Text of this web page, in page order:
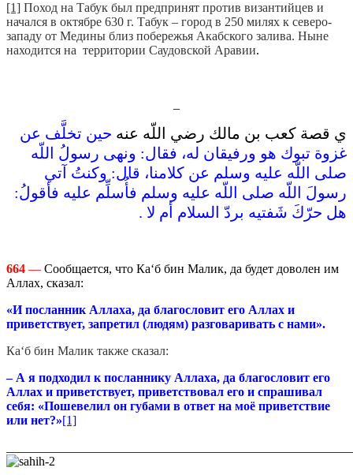
[1] Поход на Табук был предпринят против византийцев и
начался в октябре 630 г. Табук – город в 250 милях к северо-
западу от Медины близ побережья Акабского залива. Ныне
находится на территории Саудовской Аравии.
ي قصة كعب بن مالك رضي اللّه عنه حين تخلَّف عن
غزوة تبوك هو ورفيقان له، فقال‏:‏ ونهى رسولُ اللّه
صلى اللّه عليه وسلم عن كلامنا، قال‏:‏ وكنتُ آتي
رسولَ اللّه صلى اللّه عليه وسلم فأُسلِّم عليه فأقولُ‏:‏
هل حرّكَ شَفتيه بردّ السلام أم لا .
664 — Сообщается, что Ка‘б бин Малик, да будет доволен им
Аллах, сказал:
«И посланник Аллаха, да благословит его Аллах и
приветствует, запретил (людям) разговаривать с нами».
Ка‘б бин Малик также сказал:
– А я подходил к посланнику Аллаха, да благословит его
Аллах и приветствует, приветствовал его и спрашивал
себя: «Пошевелил он губами в ответ на моё приветствие
или нет?»[1]